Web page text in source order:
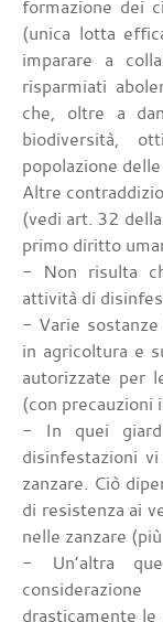
formazione dei
(unica lotta
imparare a
risparmiati
che, oltre a
biodiversità,
popolazione
Altre
(vedi art. 32
primo diritto
- Non risulta
attività di
- Varie
in agricoltura e
autorizzate per
(con precauzioni
- In quei
disinfestazioni
zanzare. Ciò
di resistenza ai
nelle zanzare
- Un’altra
drasticamente